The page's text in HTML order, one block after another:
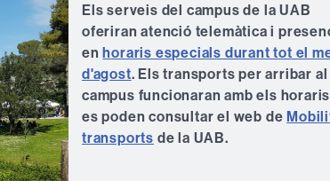
Els serveis del campus de la UAB
oferiran atenció telemàtica i
enhoraris especials durant tot el
d'agost. Els transports per arribar al
campus funcionaran amb els
es poden consultar el web de
transports de la UAB.